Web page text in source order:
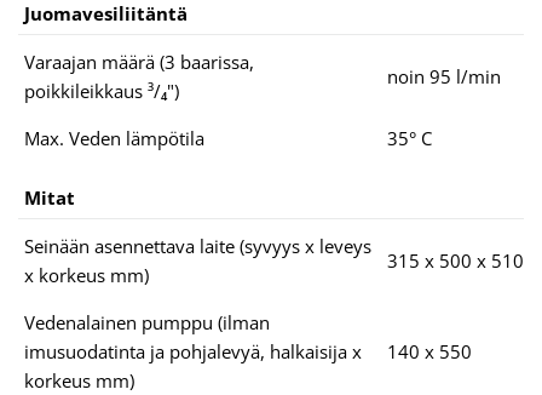
Juomavesiliitäntä
Varaajan määrä (3 baarissa,
poikkileikkaus ³/₄")
noin 95 l/min
Max. Veden lämpötila 35° C
Mitat
Seinään asennettava laite (syvyys x leveys
x korkeus mm)
315 x 500 x 510
Vedenalainen pumppu (ilman
imusuodatinta ja pohjalevyä, halkaisija x
korkeus mm)
140 x 550